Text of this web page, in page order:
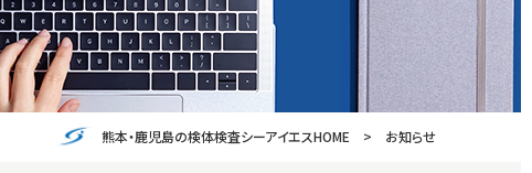
熊本・鹿児島の検体検査シーアイエスHOME お知らせ